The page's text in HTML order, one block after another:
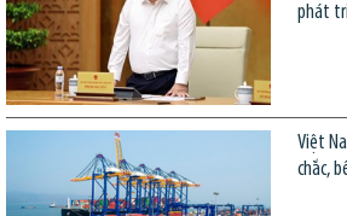
phát
Việt
chắc,